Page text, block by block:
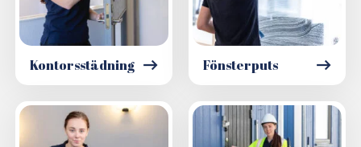
Kontorsstädning Fönsterputs